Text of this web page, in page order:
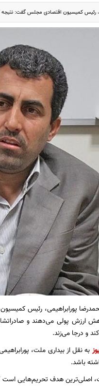
رئیس کمیسیون اقتصادی مجلس گفت:
پورابراهیمی، رئیس
و درجا می‌زند.
به نقل از بیداری ملت،
باشد.
اصلی‌ترین هدف تحریم‌هایی است